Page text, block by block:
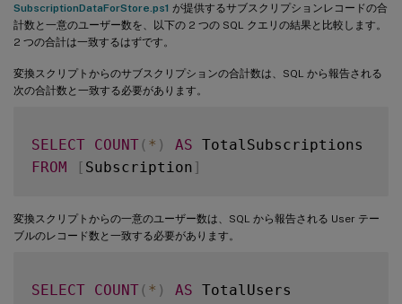
SubscriptionDataForStore.ps1 が提供するサブスクリプションレコードの合
計数と一意のユーザー数を、以下の 2 つの SQL クエリの結果と比較します。
2 つの合計は一致するはずです。
変換スクリプトからのサブスクリプションの合計数は、SQL から報告される
次の合計数と一致する必要があります。
SELECT COUNT( * ) AS
FROM
[ Subscription ]
変換スクリプトからの一意のユーザー数は、SQL から報告される User テー
ブルのレコード数と一致する必要があります。
SELECT COUNT( * ) AS